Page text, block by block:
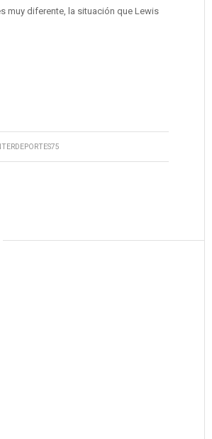
muy diferente, la situación que Lewis